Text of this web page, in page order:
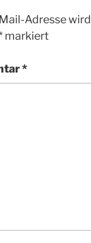
Adresse
markiert
*